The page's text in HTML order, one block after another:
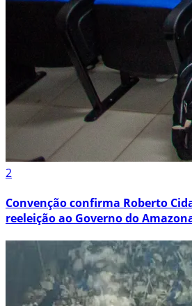
2
Convenção confirma Roberto
reeleição ao Governo do